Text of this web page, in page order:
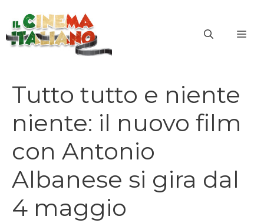
contenuto
Tutto tutto e niente
niente: il nuovo film
con Antonio
Albanese si gira dal
4 maggio